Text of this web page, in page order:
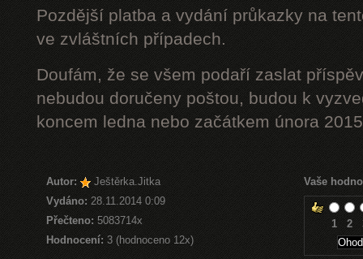
Pozdější platba a vydání průkazky na
ve zvláštních případech.
Doufám, že se všem podaří zaslat
nebudou doručeny poštou, budou k
koncem ledna nebo začátkem února
Autor:
Ještěrka.Jitka
Vydáno: 28.11.2014 0:09
Přečteno:5083714x
Hodnocení: 3 (hodnoceno 12x)
Vaše
1 2